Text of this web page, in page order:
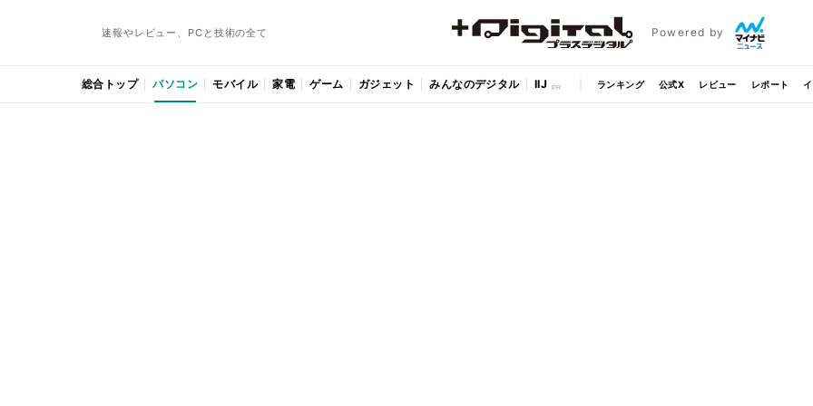
速報やレビュー、PCと技術の全て Powered by
総合トップ パソコン モバイル 家電 ゲーム ガジェット みんなのデジタル IIJ ランキング 公式X レビュー レポート